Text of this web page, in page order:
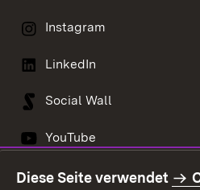
Instagram
LinkedIn
Social Wall
YouTube
Diese Seite verwendet